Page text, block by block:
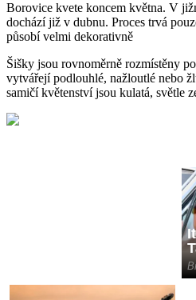
Borovice kvete koncem května. V
dochází již v dubnu. Proces trvá
působí velmi dekorativně
Šišky jsou rovnoměrně rozmístěny
vytvářejí podlouhlé, nažloutlé nebo
samičí květenství jsou kulatá, světle